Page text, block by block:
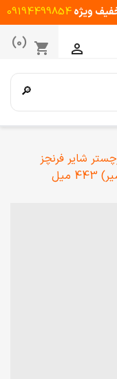
ویژه09194499854
shopping_cart
(0) 
🔎
شایر فرنچز
میل